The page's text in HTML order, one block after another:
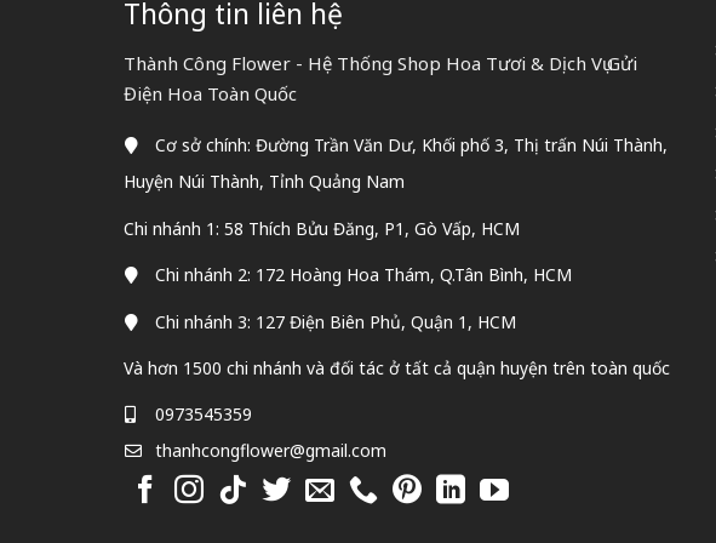
Thông tin liên hệ
Thành Công Flower - Hệ Thống Shop Hoa Tươi & Dịch Vụ Gửi
Điện Hoa Toàn Quốc
Cơ sở chính: Đường Trần Văn Dư, Khối phố 3, Thị trấn Núi Thành,
Huyện Núi Thành, Tỉnh Quảng Nam
Chi nhánh 1: 58 Thích Bửu Đăng, P1, Gò Vấp, HCM
Chi nhánh 2: 172 Hoàng Hoa Thám, Q.Tân Bình, HCM
Chi nhánh 3: 127 Điện Biên Phủ, Quận 1, HCM
Và hơn 1500 chi nhánh và đối tác ở tất cả quận huyện trên toàn quốc
0973545359
thanhcongflower@gmail.com